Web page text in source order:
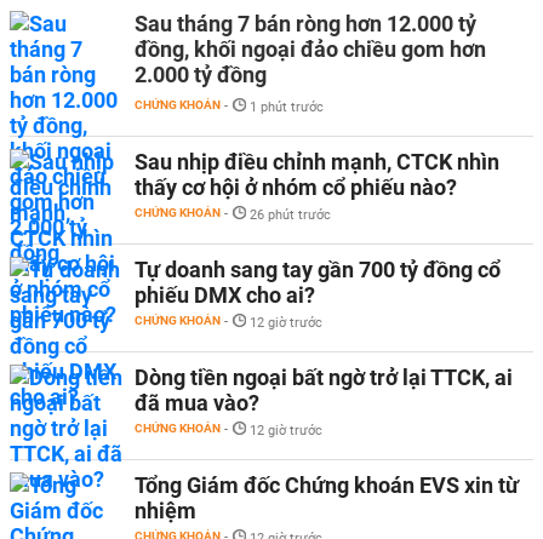
Sau tháng 7 bán ròng hơn 12.000 tỷ
đồng, khối ngoại đảo chiều gom hơn
2.000 tỷ đồng
CHỨNG KHOÁN - 1 phút trước
Sau nhịp điều chỉnh mạnh, CTCK nhìn
thấy cơ hội ở nhóm cổ phiếu nào?
CHỨNG KHOÁN - 26 phút trước
Tự doanh sang tay gần 700 tỷ đồng cổ
phiếu DMX cho ai?
CHỨNG KHOÁN - 12 giờ trước
Dòng tiền ngoại bất ngờ trở lại TTCK, ai
đã mua vào?
CHỨNG KHOÁN - 12 giờ trước
Tổng Giám đốc Chứng khoán EVS xin từ
nhiệm
CHỨNG KHOÁN